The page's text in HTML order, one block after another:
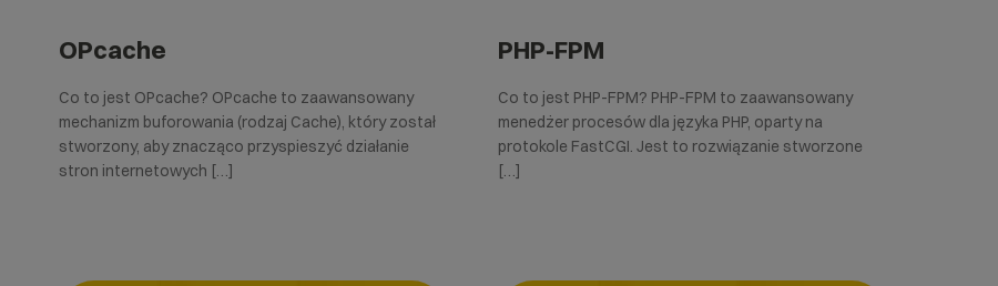
OPcache
Co to jest OPcache? OPcache to zaawansowany
mechanizm buforowania (rodzaj Cache), który został
stworzony, aby znacząco przyspieszyć działanie
stron internetowych […]
PHP-FPM
Co to jest PHP-FPM? PHP-FPM to zaawansowany
menedżer procesów dla języka PHP, oparty na
protokole FastCGI. Jest to rozwiązanie stworzone
[…]